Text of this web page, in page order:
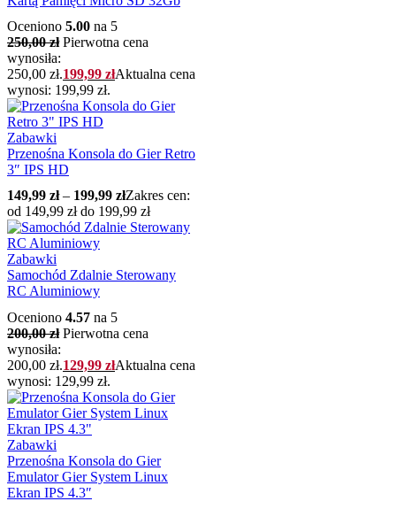
Oceniono 5.00 na 5
250,00zł Pierwotna cena
wynosiła:
250,00 zł.199,99 złAktualna cena
wynosi: 199,99 zł.
Zabawki
Przenośna Konsola do Gier Retro
3″ IPS HD
149,99 zł – 199,99 złZakres cen:
od 149,99 zł do 199,99 zł
Zabawki
Samochód Zdalnie Sterowany
RC Aluminiowy
Oceniono 4.57 na 5
200,00zł Pierwotna cena
wynosiła:
200,00 zł.129,99 złAktualna cena
wynosi: 129,99 zł.
Zabawki
Przenośna Konsola do Gier
Emulator Gier System Linux
Ekran IPS 4.3″